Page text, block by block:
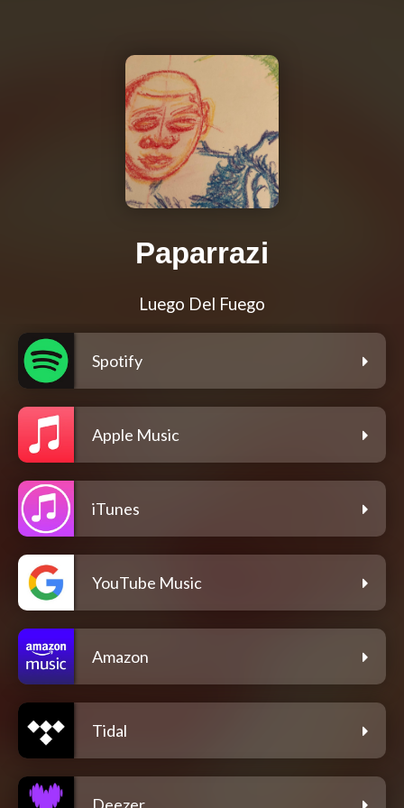
Paparrazi
Luego Del Fuego
Spotify
Apple Music
iTunes
YouTube Music
Amazon
Tidal